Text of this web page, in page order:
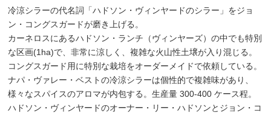
冷涼シラーの代名詞「ハドソン・ヴィンヤードのシラー」をジョ
ン・コングスガードが磨き上げる。
カーネロスにあるハドソン・ランチ（ヴィンヤーズ）の中でも特別
な区画(1ha)で、非常に涼しく、複雑な火山性土壌が入り混じる。
コングスガード用に特別な栽培をオーダーメイドで依頼している。
ナパ・ヴァレー・ベストの冷涼シラーは個性的で複雑味があり、
様々なスパイスのアロマが内包する。生産量 300-400 ケース程。
ハドソン・ヴィンヤードのオーナー・リー・ハドソンとジョン・コ